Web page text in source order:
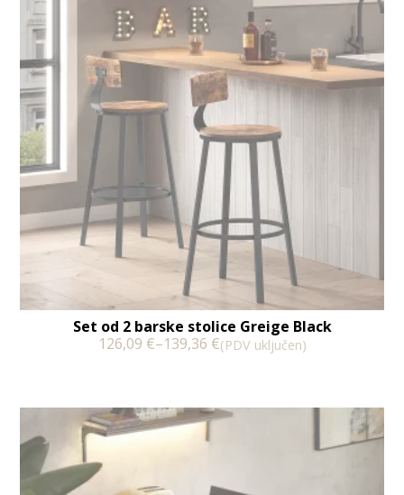
Set od 2 barske stolice Greige Black
126,09 €–139,36 €(PDV uključen)